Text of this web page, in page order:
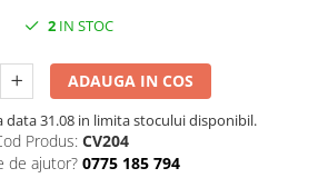
2 IN STOC
ADAUGA IN COS
data 31.08 in limita stocului disponibil.
Produs: CV204
de ajutor? 0775 185 794